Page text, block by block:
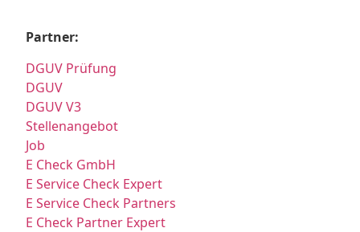
Partner:
DGUV Prüfung
DGUV
DGUV V3
Stellenangebot
Job
E Check GmbH
E Service Check Expert
E Service Check Partners
E Check Partner Expert